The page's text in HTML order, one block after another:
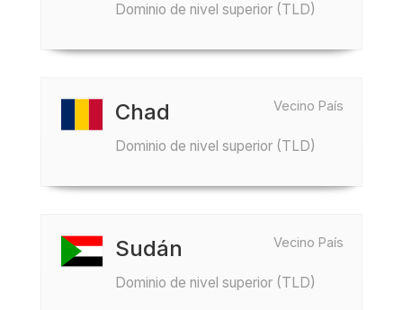
Dominio de nivel superior (TLD)
Vecino País
Chad
Dominio de nivel superior (TLD)
Vecino País
Sudán
Dominio de nivel superior (TLD)